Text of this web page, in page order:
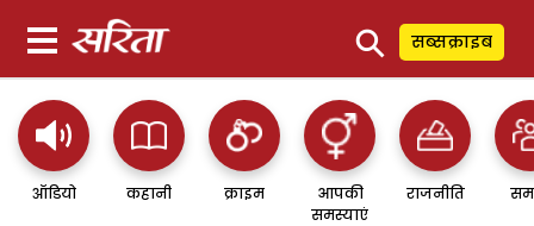
⚲ सब्सक्राइब
ऑडियो कहानी क्राइम
आपकी
समस्याएं
राजनीति